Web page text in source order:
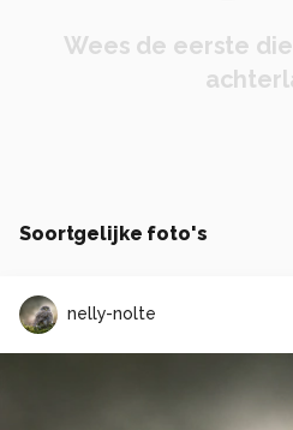
Wees de eerste
Soortgelijke foto's
nelly-nolte